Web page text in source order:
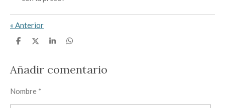
« Anterior
C
p
a
t
i
r
C
p
a
t
i
r
C
a
r
C
a
r
Añadir comentario
Nombre *